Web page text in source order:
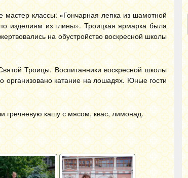
классы: «Гончарная лепка из шамотной
изделиям из глины». Троицкая ярмарка была
на обустройство воскресной школы
Троицы. Воспитанники воскресной школы
организовано катание на лошадях. Юные гости
гречневую кашу с мясом, квас, лимонад.